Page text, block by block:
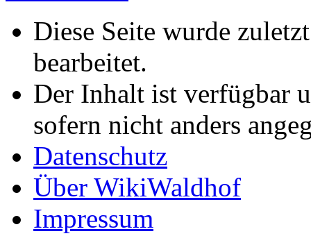
Diese Seite wurde
bearbeitet.
Der Inhalt ist verfügbar
sofern nicht anders
Datenschutz
Über WikiWaldhof
Impressum